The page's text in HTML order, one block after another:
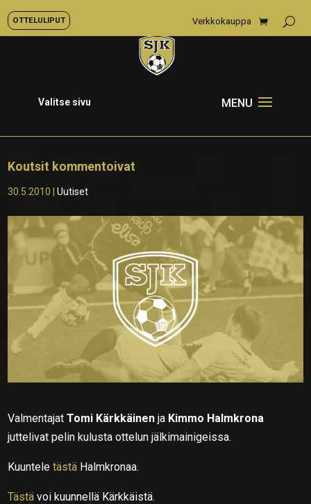
OTTELULIPUT Verkkokauppa
Valitse sivu
Koutsit kommentoivat
30.5.2010 |Uutiset
ValmentajatTomi Kärkkäinen ja Kimmo Halmkrona
juttelivat pelin kulusta ottelun jälkimainigeissa.
Kuunteletästä Halmkronaa.
Tästä voi kuunnellä Kärkkäistä.